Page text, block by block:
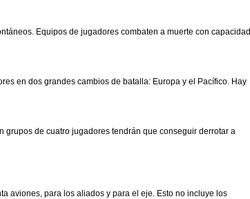
Equipos de jugadores combaten a muerte con capacidad
en dos grandes cambios de batalla: Europa y el Pacífico. Hay
grupos de cuatro jugadores tendrán que conseguir derrotar a
aviones, para los aliados y para el eje. Esto no incluye los